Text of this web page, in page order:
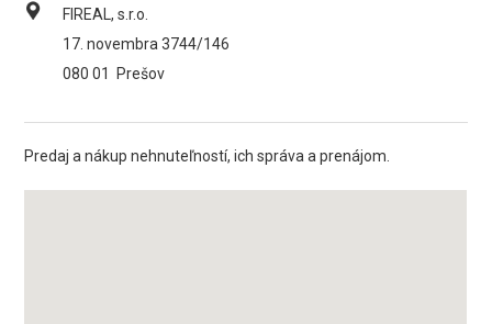
FIREAL, s.r.o.
17. novembra 3744/146
080 01
Prešov
Predaj a nákup nehnuteľností, ich správa a prenájom.